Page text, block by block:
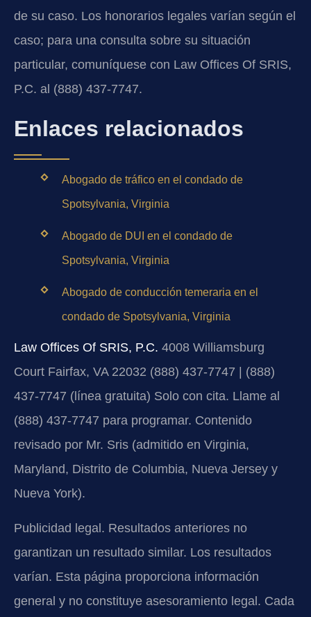
de su caso. Los honorarios legales varían según el
caso; para una consulta sobre su situación
particular, comuníquese con Law Offices Of SRIS,
P.C. al (888) 437-7747.
Enlaces relacionados
Abogado de tráfico en el condado de
Spotsylvania, Virginia
Abogado de DUI en el condado de
Spotsylvania, Virginia
Abogado de conducción temeraria en el
condado de Spotsylvania, Virginia
Law Offices Of SRIS, P.C. 4008 Williamsburg
Court Fairfax, VA 22032 (888) 437-7747 | (888)
437-7747 (línea gratuita) Solo con cita. Llame al
(888) 437-7747 para programar. Contenido
revisado por Mr. Sris (admitido en Virginia,
Maryland, Distrito de Columbia, Nueva Jersey y
Nueva York).
Publicidad legal. Resultados anteriores no
garantizan un resultado similar. Los resultados
varían. Esta página proporciona información
general y no constituye asesoramiento legal. Cada